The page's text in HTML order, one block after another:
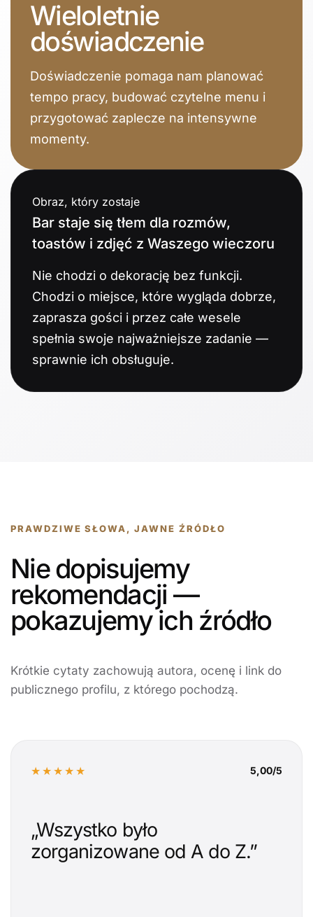
Wieloletnie
doświadczenie
Doświadczenie pomaga nam planować
tempo pracy, budować czytelne menu i
przygotować zaplecze na intensywne
momenty.
Obraz, który zostaje
Bar staje się tłem dla rozmów,
toastów i zdjęć z Waszego wieczoru
Nie chodzi o dekorację bez funkcji.
Chodzi o miejsce, które wygląda dobrze,
zaprasza gości i przez całe wesele
spełnia swoje najważniejsze zadanie —
sprawnie ich obsługuje.
PRAWDZIWE SŁOWA, JAWNE ŹRÓDŁO
Nie dopisujemy
rekomendacji —
pokazujemy ich źródło
Krótkie cytaty zachowują autora, ocenę i link do
publicznego profilu, z którego pochodzą.
★★★★★ 5,00/5
„Wszystko było
zorganizowane od A do Z.”